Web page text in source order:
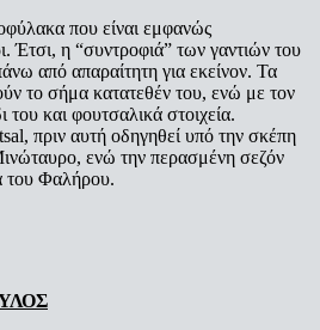
που είναι εμφανώς
Έτσι, η “συντροφιά” των γαντιών του
από απαραίτητη για εκείνον. Τα
το σήμα κατατεθέν του, ενώ με τον
του και φουτσαλικά στοιχεία.
πριν αυτή οδηγηθεί υπό την σκέπη
ενώ την περασμένη σεζόν
του Φαλήρου.